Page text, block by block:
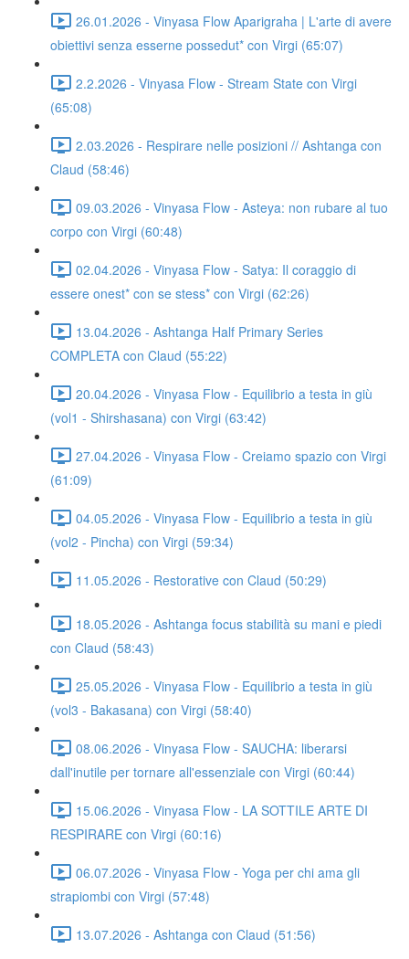
26.01.2026 - Vinyasa Flow Aparigraha | L'arte di avere
obiettivi senza esserne possedut* con Virgi (65:07)
2.2.2026 - Vinyasa Flow - Stream State con Virgi
(65:08)
2.03.2026 - Respirare nelle posizioni // Ashtanga con
Claud (58:46)
09.03.2026 - Vinyasa Flow - Asteya: non rubare al tuo
corpo con Virgi (60:48)
02.04.2026 - Vinyasa Flow - Satya: Il coraggio di
essere onest* con se stess* con Virgi (62:26)
13.04.2026 - Ashtanga Half Primary Series
COMPLETA con Claud (55:22)
20.04.2026 - Vinyasa Flow - Equilibrio a testa in giù
(vol1 - Shirshasana) con Virgi (63:42)
27.04.2026 - Vinyasa Flow - Creiamo spazio con Virgi
(61:09)
04.05.2026 - Vinyasa Flow - Equilibrio a testa in giù
(vol2 - Pincha) con Virgi (59:34)
11.05.2026 - Restorative con Claud (50:29)
18.05.2026 - Ashtanga focus stabilità su mani e piedi
con Claud (58:43)
25.05.2026 - Vinyasa Flow - Equilibrio a testa in giù
(vol3 - Bakasana) con Virgi (58:40)
08.06.2026 - Vinyasa Flow - SAUCHA: liberarsi
dall'inutile per tornare all'essenziale con Virgi (60:44)
15.06.2026 - Vinyasa Flow - LA SOTTILE ARTE DI
RESPIRARE con Virgi (60:16)
06.07.2026 - Vinyasa Flow - Yoga per chi ama gli
strapiombi con Virgi (57:48)
13.07.2026 - Ashtanga con Claud (51:56)